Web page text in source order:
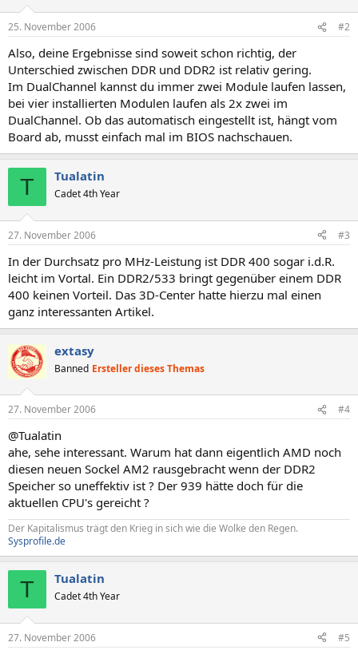
25. November 2006 #2
Also, deine Ergebnisse sind soweit schon richtig, der
Unterschied zwischen DDR und DDR2 ist relativ gering.
Im DualChannel kannst du immer zwei Module laufen lassen,
bei vier installierten Modulen laufen als 2x zwei im
DualChannel. Ob das automatisch eingestellt ist, hängt vom
Board ab, musst einfach mal im BIOS nachschauen.
T Tualatin
Cadet 4th Year
27. November 2006 #3
In der Durchsatz pro MHz-Leistung ist DDR 400 sogar i.d.R.
leicht im Vortal. Ein DDR2/533 bringt gegenüber einem DDR
400 keinen Vorteil. Das 3D-Center hatte hierzu mal einen
ganz interessanten Artikel.
extasy
Banned Ersteller dieses Themas
27. November 2006 #4
@Tualatin
ahe, sehe interessant. Warum hat dann eigentlich AMD noch
diesen neuen Sockel AM2 rausgebracht wenn der DDR2
Speicher so uneffektiv ist ? Der 939 hätte doch für die
aktuellen CPU's gereicht ?
Der Kapitalismus trägt den Krieg in sich wie die Wolke den Regen.
Sysprofile.de
T Tualatin
Cadet 4th Year
27. November 2006 #5